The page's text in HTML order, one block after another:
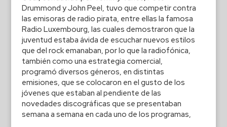
Drummond y John Peel, tuvo que competir contra
las emisoras de radio pirata, entre ellas la famosa
Radio Luxembourg, las cuales demostraron que la
juventud estaba ávida de escuchar nuevos estilos
que del rock emanaban, por lo que la radiofónica,
también como una estrategia comercial,
programó diversos géneros, en distintas
emisiones, que se colocaron en el gusto de los
jóvenes que estaban al pendiente de las
novedades discográficas que se presentaban
semana a semana en cada uno de los programas,